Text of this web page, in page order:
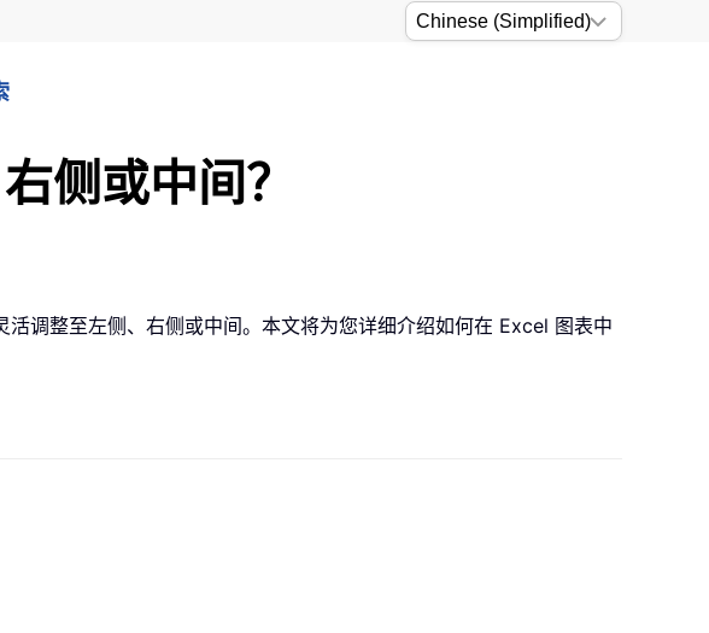
侧或中间？
调整至左侧、右侧或中间。本文将为您详细介绍如何在 Excel 图表中